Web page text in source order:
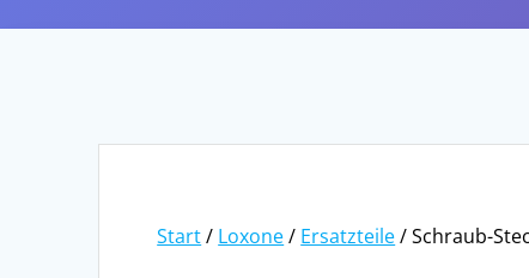
Start/ Loxone/ Ersatzteile/ Schraub-